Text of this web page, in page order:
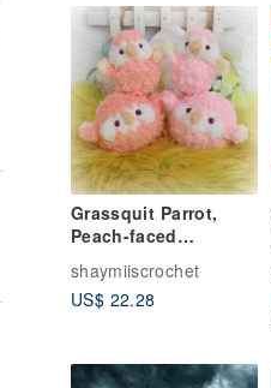
Grassquit Parrot,
Peach-faced
Parrot, Small doll &
round body type, pet
shaymiiscrochet
US$ 22.28